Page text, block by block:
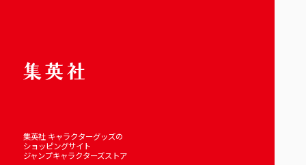
集英社 キャラクターグッズの
ショッピングサイト
ジャンプキャラクターズストア